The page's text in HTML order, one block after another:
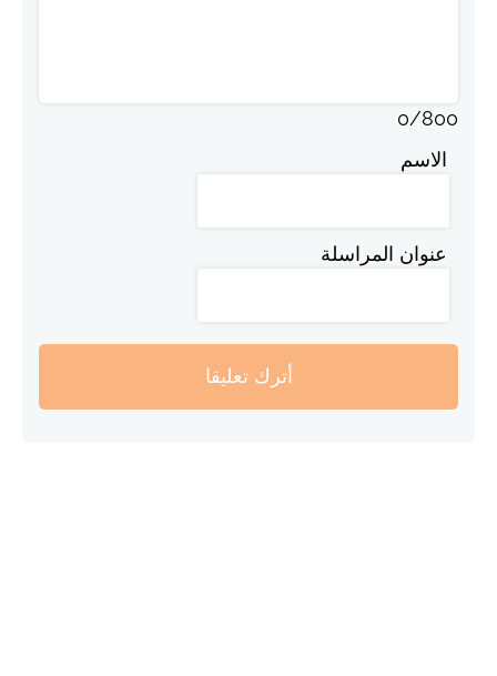
0/800
الاسم
عنوان المراسلة
أترك تعليقا